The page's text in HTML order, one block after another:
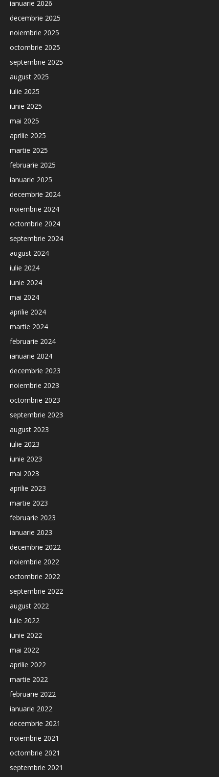
ianuarie 2026
decembrie 2025
noiembrie 2025
octombrie 2025
septembrie 2025
august 2025
iulie 2025
iunie 2025
mai 2025
aprilie 2025
martie 2025
februarie 2025
ianuarie 2025
decembrie 2024
noiembrie 2024
octombrie 2024
septembrie 2024
august 2024
iulie 2024
iunie 2024
mai 2024
aprilie 2024
martie 2024
februarie 2024
ianuarie 2024
decembrie 2023
noiembrie 2023
octombrie 2023
septembrie 2023
august 2023
iulie 2023
iunie 2023
mai 2023
aprilie 2023
martie 2023
februarie 2023
ianuarie 2023
decembrie 2022
noiembrie 2022
octombrie 2022
septembrie 2022
august 2022
iulie 2022
iunie 2022
mai 2022
aprilie 2022
martie 2022
februarie 2022
ianuarie 2022
decembrie 2021
noiembrie 2021
octombrie 2021
septembrie 2021